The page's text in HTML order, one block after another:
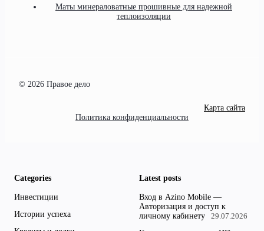
Маты минераловатные прошивные для надежной
теплоизоляции
© 2026 Правое дело
Карта сайта
Политика конфиденциальности
Categories
Инвестиции
Истории успеха
Latest posts
Вход в Azino Mobile —
Авторизация и доступ к
личному кабинету
29.07.2026